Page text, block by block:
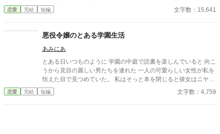
いです。おおらかな気分で読んでくれると嬉しいです。 感想もご
自由にどうぞ。 ただし、作者は木綿豆腐メンタルです。
恋愛 完結 短編 文字数：15,641
悪役令嬢のとある学園生活
あみにあ
とある日いつものように 学園の中庭で読書を楽しんでいると 向こ
うから見目の麗しい男たちを連れた 一人の可愛らしい女性が私を
怯えた目で見つめていた。 私はそっと本を閉じると彼女はニヤリ
と笑みを浮かべると私の方へ近づいてくる……。 ヤンデレ王子×
溺愛にホラーを混ぜてみました。 短編ですので気軽に読んでみて
恋愛 完結 短編 文字数：4,759